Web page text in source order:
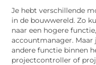
Je hebt verschillende
in de bouwwereld. Zo
naar een hogere
accountmanager. Maar
andere functie binnen
projectcontroller of